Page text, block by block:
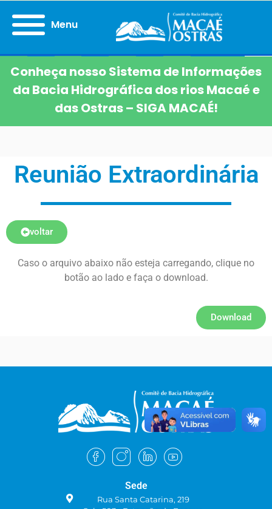
Menu
Conheça nosso Sistema de Informações
da Bacia Hidrográfica dos rios Macaé e
das Ostras – SIGA MACAÉ!
Reunião Extraordinária
voltar
Caso o arquivo abaixo não esteja carregando, clique no
botão ao lado e faça o download.
Download
Sede
Rua Santa Catarina, 219